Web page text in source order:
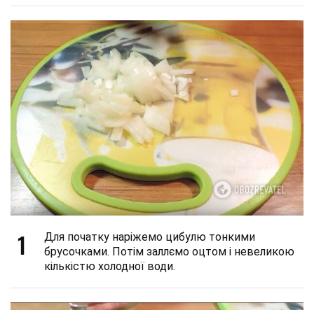
1
Для початку наріжемо цибулю тонкими
брусочками. Потім заллємо оцтом і невеликою
кількістю холодної води.